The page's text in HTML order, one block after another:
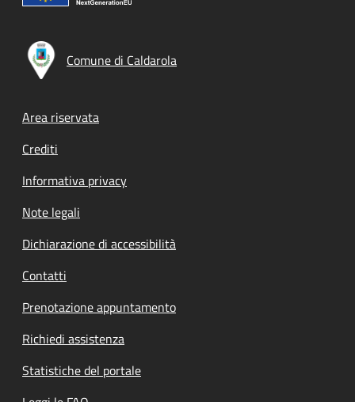
Comune di Caldarola
Footer menu
Area riservata
Crediti
Informativa privacy
Note legali
Dichiarazione di accessibilità
Contatti
Prenotazione appuntamento
Richiedi assistenza
Statistiche del portale